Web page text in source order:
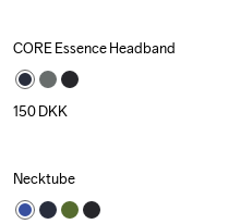
CORE Essence Headband
150DKK
Outlet
Necktube